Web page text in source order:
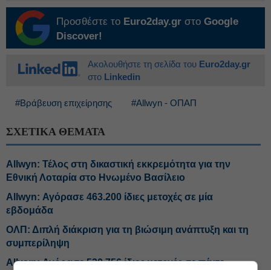
Προσθέστε το Euro2day.gr στο Google
Discover!
Ακολουθήστε τη σελίδα του Euro2day.gr
στο Linkedin
#Βράβευση επιχείρησης #Allwyn - ΟΠΑΠ
ΣΧΕΤΙΚΑ ΘΕΜΑΤΑ
Allwyn: Τέλος στη δικαστική εκκρεμότητα για την
Εθνική Λοταρία στο Ηνωμένο Βασίλειο
Allwyn: Αγόρασε 463.200 ίδιες μετοχές σε μία
εβδομάδα
ΟΛΠ: Διπλή διάκριση για τη βιώσιμη ανάπτυξη και τη
συμπερίληψη
Allwyn: Αγόρασε 530.756 ίδιες μετοχές σε πέντε